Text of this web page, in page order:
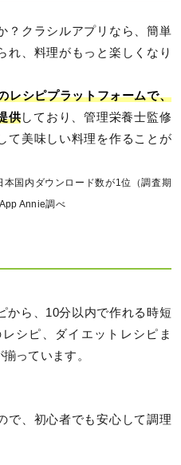
？クラシルアプリなら、簡単
れ、料理がもっと楽しくなり
レシピプラットフォームで、
供しており、管理栄養士監修
て美味しい料理を作ることが
国内ダウンロード数が1位（調査期
Annie調べ
から、10分以内で作れる時短
シピ、ダイエットレシピま
っています。
で、初心者でも安心して調理